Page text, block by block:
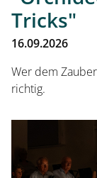
Tricks"
16.09.2026
Wer dem
richtig.